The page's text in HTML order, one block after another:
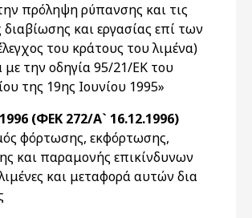
πρόληψη ρύπανσης και τις
και εργασίας επί των
του κράτους του λιμένα)
την οδηγία 95/21/ΕΚ του
της 19ης Ιουνίου 1995»
(ΦΕΚ 272/Α` 16.12.1996)
φόρτωσης, εκφόρτωσης,
και παραμονής επικίνδυνων
και μεταφορά αυτών δια